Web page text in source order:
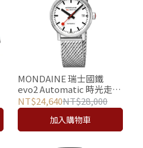
MONDAINE 瑞士國鐵
evo2 Automatic 時光走廊
自動機械錶 - 35mm /
35610SM
NT$24,640NT$28,000
加入購物車